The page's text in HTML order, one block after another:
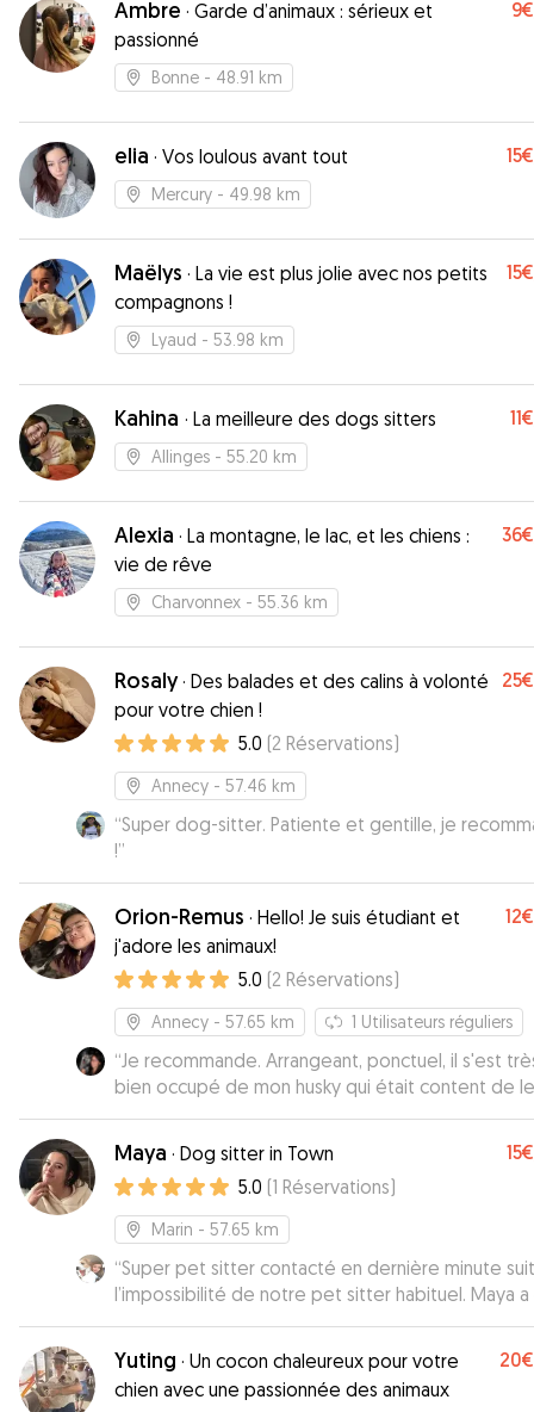
Ambre · Garde d’animaux : sérieux et
passionné
9€
Bonne - 48.91 km
elia · Vos loulous avant tout 15€
Mercury - 49.98 km
Maëlys · La vie est plus jolie avec nos petits
compagnons !
15€
Lyaud - 53.98 km
Kahina · La meilleure des dogs sitters 11€
Allinges - 55.20 km
Alexia · La montagne, le lac, et les chiens :
vie de rêve
36€
Charvonnex - 55.36 km
Rosaly· Des balades et des calins à volonté
pour votre chien !
25€
5.0 (2 Réservations)
Annecy - 57.46 km
“Super dog-sitter. Patiente et gentille, je
!”
Orion-Remus · Hello! Je suis étudiant et
j'adore les animaux!
12€
5.0 (2 Réservations)
Annecy - 57.65 km 1 Utilisateurs réguliers
“Je recommande. Arrangeant, ponctuel, il s'est
bien occupé de mon husky qui était content de
arriver le soir.”
Maya · Dog sitter in Town 15€
5.0 (1 Réservations)
Marin - 57.65 km
“Super pet sitter contacté en dernière minute
l’impossibilité de notre pet sitter habituel. Maya a été
au petit soin pour notre chienne Obepine. Elle
tenu informé pratiquement chaque jour avec des
photos et des messages pour nous rassurer. Je
recommande fortement Maya, vous pouvez laisser
Yuting · Un cocon chaleureux pour votre
chien avec une passionnée des animaux
20€